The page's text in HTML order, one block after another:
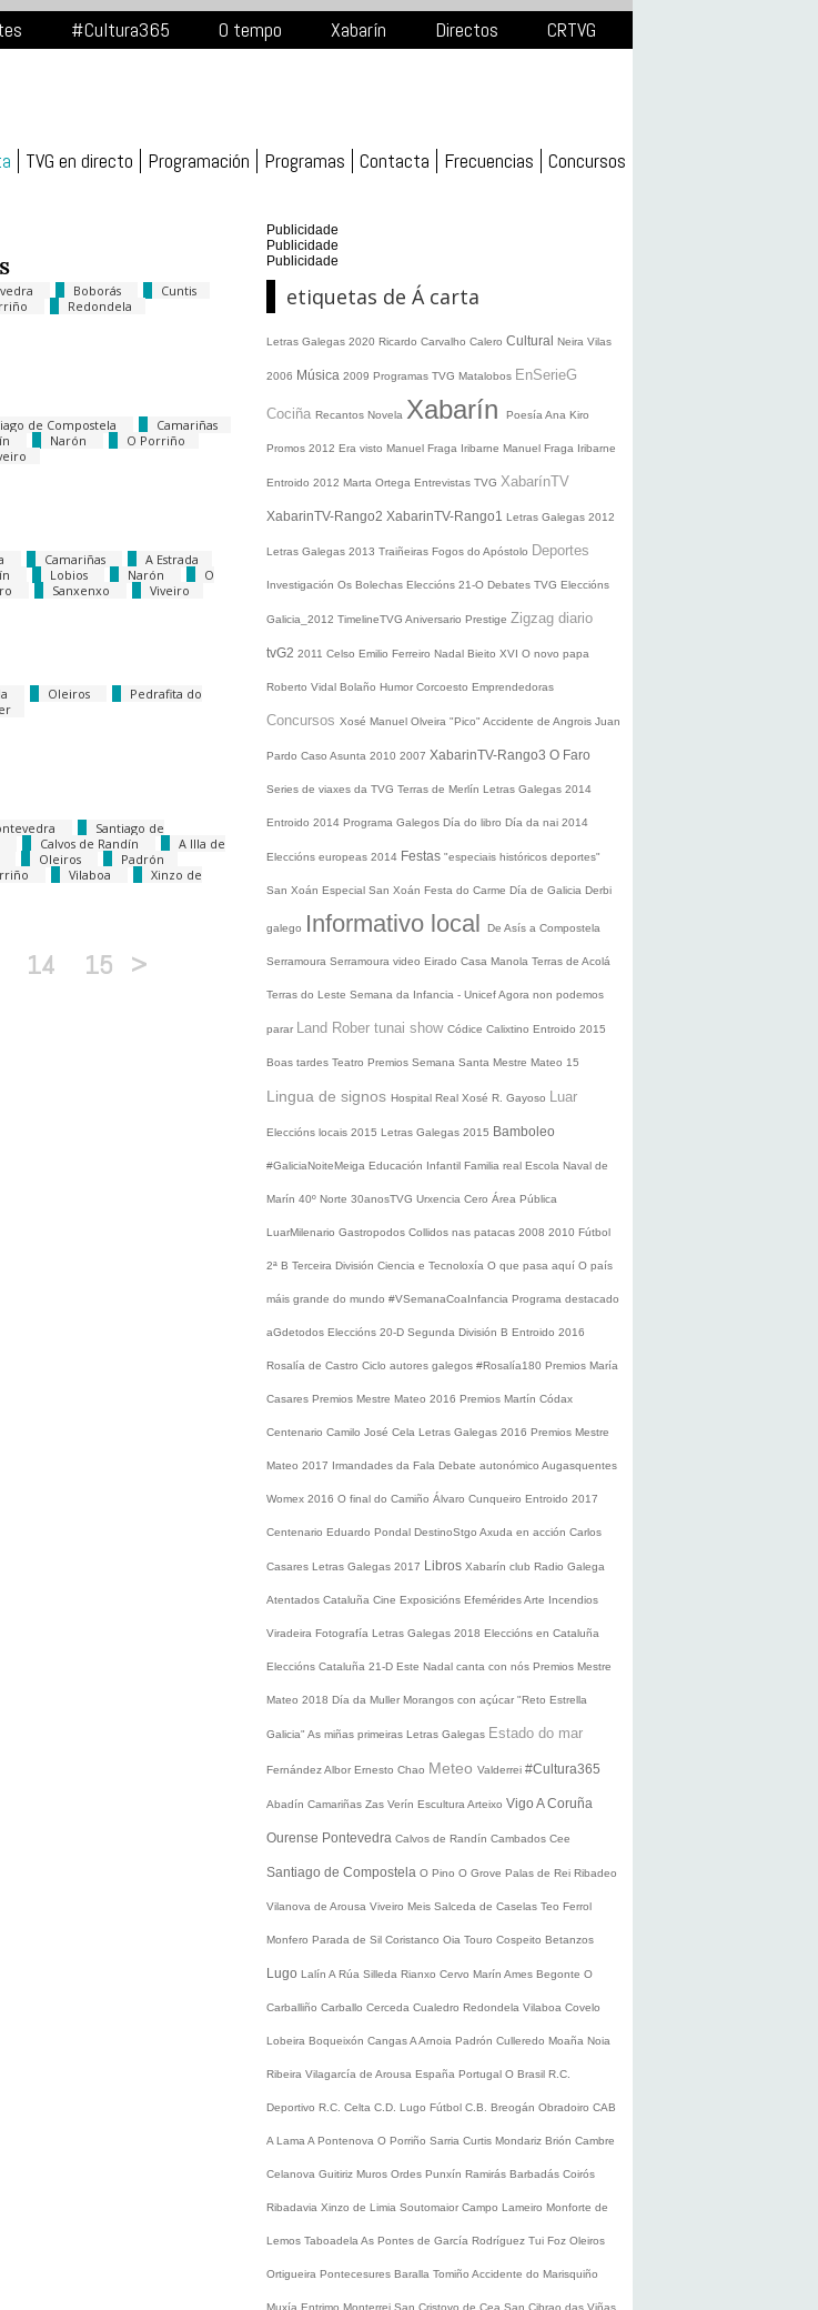
#Cultura365 O tempo Xabarín Directos CRTVG
TVG en directo Programación Programas Contacta Frecuencias Concursos
Boborás
Cuntis
Redondela
de Compostela
Camariñas
Narón
O Porriño
Camariñas
A Estrada
Lobios Narón
O
Sanxenxo Viveiro
Oleiros
Pedrafita do
Santiago de
Calvos de Randín
A Illa de
Oleiros
Padrón
Vilaboa
Xinzo de
14 15 >
Publicidade
Publicidade
Publicidade
etiquetas de Á carta
Letras Galegas 2020 Ricardo Carvalho Calero Cultural Neira Vilas
2006 Música 2009 Programas TVG Matalobos EnSerieG
Cociña Recantos Novela Xabarín Poesía Ana Kiro
Promos 2012 Era visto Manuel Fraga Iribarne Manuel Fraga Iribarne
Entroido 2012 Marta Ortega Entrevistas TVG XabarínTV
XabarinTV-Rango2 XabarinTV-Rango1 Letras Galegas 2012
Letras Galegas 2013 Traiñeiras Fogos do Apóstolo Deportes
Investigación Os Bolechas Eleccións 21-O Debates TVG Eleccións
Galicia_2012 TimelineTVG Aniversario Prestige Zigzag diario
tvG2 2011 Celso Emilio Ferreiro Nadal Bieito XVI O novo papa
Roberto Vidal Bolaño Humor Corcoesto Emprendedoras
Concursos Xosé Manuel Olveira "Pico" Accidente de Angrois Juan
Pardo Caso Asunta 2010 2007 XabarinTV-Rango3 O Faro
Series de viaxes da TVG Terras de Merlín Letras Galegas 2014
Entroido 2014 Programa Galegos Día do libro Día da nai 2014
Eleccións europeas 2014 Festas "especiais históricos deportes"
San Xoán Especial San Xoán Festa do Carme Día de Galicia Derbi
galego Informativo local De Asís a Compostela
Serramoura Serramoura video Eirado Casa Manola Terras de Acolá
Terras do Leste Semana da Infancia - UnicefAgora non podemos
parar Land Rober tunai show Códice Calixtino Entroido 2015
Boas tardes Teatro Premios Semana Santa Mestre Mateo 15
Lingua de signos Hospital Real Xosé R. Gayoso Luar
Eleccións locais 2015 Letras Galegas 2015 Bamboleo
#GaliciaNoiteMeiga Educación Infantil Familia real Escola Naval de
Marín 40º Norte 30anosTVG Urxencia Cero Área Pública
LuarMilenario Gastropodos Collidos nas patacas 2008 2010 Fútbol
2ª B Terceira División Ciencia e Tecnoloxía O que pasa aquí O país
máis grande do mundo #VSemanaCoaInfancia Programa destacado
aGdetodos Eleccións 20-D Segunda División B Entroido 2016
Rosalía de Castro Ciclo autores galegos #Rosalía180 Premios María
Casares Premios Mestre Mateo 2016 Premios Martín Códax
Centenario Camilo José Cela Letras Galegas 2016 Premios Mestre
Mateo 2017 Irmandades da Fala Debate autonómico Augasquentes
Womex 2016 O final do Camiño Álvaro Cunqueiro Entroido 2017
Centenario Eduardo Pondal DestinoStgo Axuda en acción Carlos
Casares Letras Galegas 2017 Libros Xabarín club Radio Galega
Atentados Cataluña Cine Exposicións EfeméridesArte Incendios
Viradeira Fotografía Letras Galegas 2018 Eleccións en Cataluña
Eleccións Cataluña 21-D Este Nadal canta con nós Premios Mestre
Mateo 2018 Día da Muller Morangos con açúcar "Reto Estrella
Galicia" As miñas primeiras Letras Galegas Estado do mar
Fernández Albor Ernesto Chao Meteo Valderrei #Cultura365
Abadín Camariñas Zas Verín Escultura Arteixo Vigo A Coruña
Ourense Pontevedra Calvos de Randín Cambados Cee
Santiago de Compostela O Pino O Grove Palas de Rei Ribadeo
Vilanova de Arousa Viveiro Meis Salceda de Caselas Teo Ferrol
Monfero Parada de Sil Coristanco Oia Touro Cospeito Betanzos
Lugo Lalín A Rúa Silleda Rianxo Cervo Marín Ames Begonte O
Carballiño Carballo Cerceda Cualedro Redondela Vilaboa Covelo
Lobeira Boqueixón CangasA Arnoia Padrón Culleredo Moaña Noia
Ribeira Vilagarcía de Arousa España Portugal O Brasil R.C.
Deportivo R.C. Celta C.D. Lugo Fútbol C.B. Breogán Obradoiro CAB
A Lama A Pontenova O Porriño Sarria Curtis Mondariz Brión Cambre
Celanova Guitiriz Muros Ordes Punxín Ramirás Barbadás Coirós
Ribadavia Xinzo de Limia Soutomaior Campo Lameiro Monforte de
Lemos Taboadela As Pontes de García Rodríguez Tui Foz Oleiros
Ortigueira Pontecesures Baralla Tomiño Accidente do Marisquiño
Muxía Entrimo Monterrei San Cristovo de Cea San Cibrao das Viñas